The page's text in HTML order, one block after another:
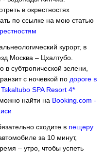
в окрестностях
по ссылке на мою статью
курорт, в
Москва – Цхалтубо.
в субтропической зелени,
с ночевкой по дороге в
Tskaltubo SPA Resort 4*
найти на Booking.com -
сходите в пещеру
за 10 минут,
– утро, чтобы успеть